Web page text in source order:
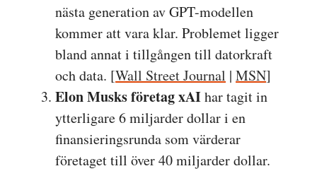
nästa generation av GPT-modellen
kommer att vara klar. Problemet ligger
bland annat i tillgången till datorkraft
och data. [Wall Street Journal | MSN]
Elon Musks företag xAIhar tagit in
ytterligare 6 miljarder dollar i en
finansieringsrunda som värderar
företaget till över 40 miljarder dollar.